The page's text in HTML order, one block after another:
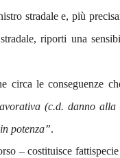
stradale e, più
riporti una
circa le conseguenze
(c.d. danno
potenza”.
– costituisce